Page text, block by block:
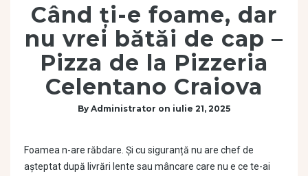
Când ți-e foame, dar
nu vrei bătăi de cap –
Pizza de la Pizzeria
Celentano Craiova
By Administrator on iulie 21, 2025
Foamea n-are răbdare. Și cu siguranță nu are chef de
așteptat după livrări lente sau mâncare care nu e ce te-ai